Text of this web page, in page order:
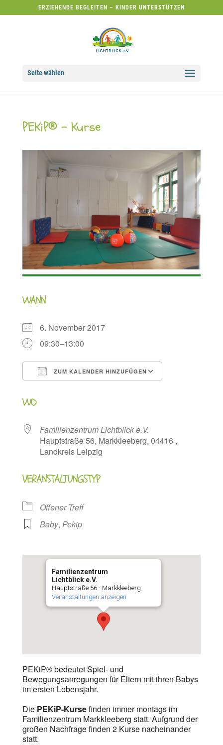
ERZIEHENDE BEGLEITEN – KINDER UNTERSTÜTZEN
Seite wählen
PEKiP® – Kurse
WANN
6. November 2017
09:30–13:00
ZUM KALENDER HINZUFÜGEN
WO
Familienzentrum Lichtblick e.V.
Hauptstraße 56, Markkleeberg, 04416 ,
Landkreis Leipzig
VERANSTALTUNGSTYP
Offener Treff
Baby, Pekip
Familienzentrum
Lichtblick e.V.
Hauptstraße 56 - Markkleeberg
Veranstaltungen anzeigen
PEKiP® bedeutet Spiel- und
Bewegungsanregungen für Eltern mit ihren Babys
im ersten Lebensjahr.
Die PEKiP-Kursefinden immer montags im
Familienzentrum Markkleeberg statt. Aufgrund der
großen Nachfrage finden 2 Kurse nacheinander
statt.